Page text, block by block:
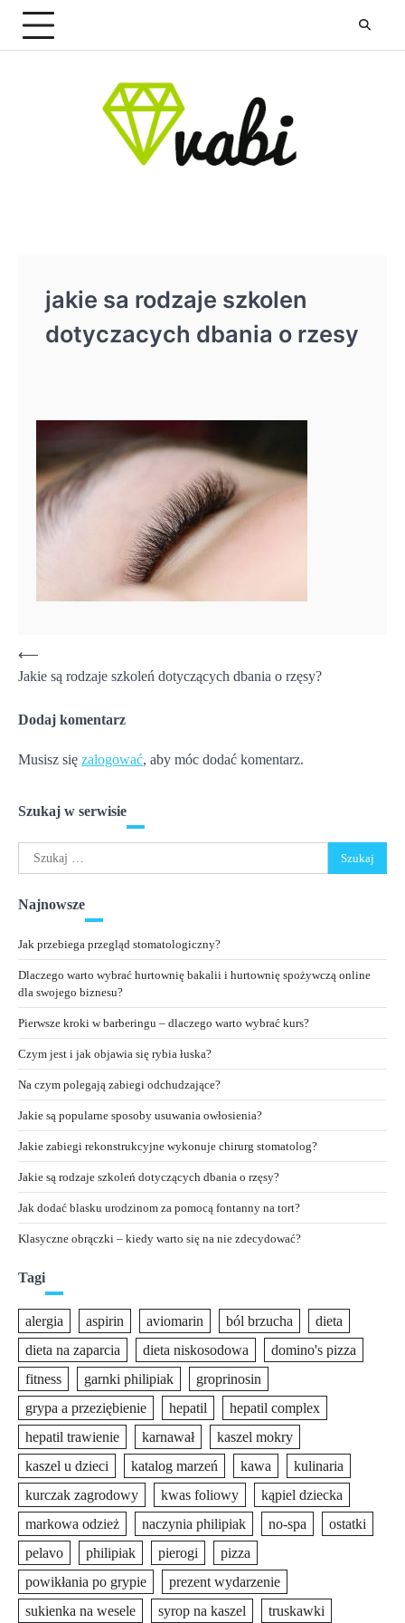
Skip
content
jakie sa rodzaje szkolen
dotyczacych dbania o rzesy
Nawigacja
wpisu
⟵
Jakie są rodzaje szkoleń dotyczących dbania o rzęsy?
Dodaj komentarz
Musisz się zalogować, aby móc dodać komentarz.
Szukaj w serwisie
Szukaj:
Najnowsze
Jak przebiega przegląd stomatologiczny?
Dlaczego warto wybrać hurtownię bakalii i hurtownię spożywczą online
dla swojego biznesu?
Pierwsze kroki w barberingu – dlaczego warto wybrać kurs?
Czym jest i jak objawia się rybia łuska?
Na czym polegają zabiegi odchudzające?
Jakie są popularne sposoby usuwania owłosienia?
Jakie zabiegi rekonstrukcyjne wykonuje chirurg stomatolog?
Jakie są rodzaje szkoleń dotyczących dbania o rzęsy?
Jak dodać blasku urodzinom za pomocą fontanny na tort?
Klasyczne obrączki – kiedy warto się na nie zdecydować?
Tagi
alergia aspirin aviomarin ból brzucha
dieta
dieta na zaparcia
dieta niskosodowa
domino's pizza
fitness
garnki philipiak
groprinosin
grypa a przeziębienie
hepatil
hepatil complex
hepatil trawienie
karnawał
kaszel mokry
kaszel u dzieci
katalog marzeń kawa
kulinaria
kurczak zagrodowy
kwas foliowy
kąpiel dziecka
markowa odzież
naczynia philipiak no-spa
ostatki
pelavo
philipiak pierogi
pizza
powikłania po grypie
prezent wydarzenie
sukienka na wesele
syrop na kaszel truskawki